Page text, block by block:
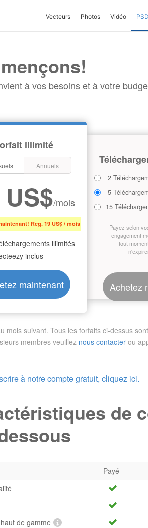
Vecteurs Photos Vidéo PSD
à vos besoins et à votre
illimité
Annuels
/mois
Reg. 19 US$ / mois
illimités
inclus
maintenant
2
5
15
Payez selon
engagement
tout
Achetez
suivant. Tous les forfaits ci-dessus
membresveuillez nous contacterou
à notre compte gratuit, cliquez ici.
de
Payé
de gamme